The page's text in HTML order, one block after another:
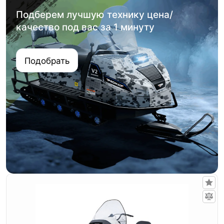
Подберем лучшую технику цена/
качество под вас за 1 минуту
Подобрать